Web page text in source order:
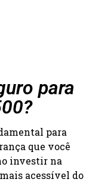
para
para
que você
investir na
acessível do